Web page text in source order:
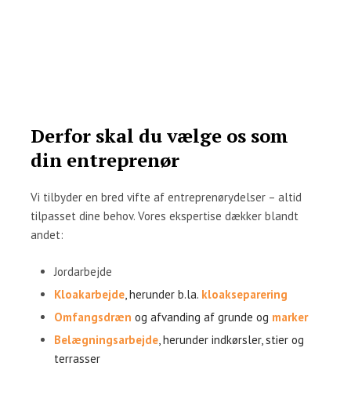
Derfor skal du vælge os som
din entreprenør
​Vi tilbyder en bred vifte af entreprenørydelser – altid
tilpasset dine behov. Vores ekspertise dækker blandt
andet:
Jordarbejde
Kloakarbejde, herunder b.la. kloakseparering
Omfangsdræn og afvanding af grunde og marker
Belægningsarbejde, herunder indkørsler, stier og
terrasser​